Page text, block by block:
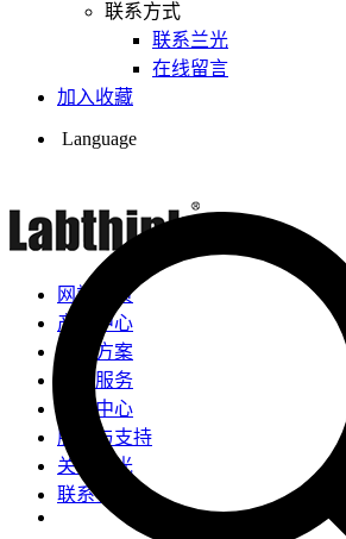
联系方式
联系兰光
在线留言
加入收藏
Language
网站首页
产品中心
解决方案
检测服务
新闻中心
服务与支持
关于兰光
联系我们